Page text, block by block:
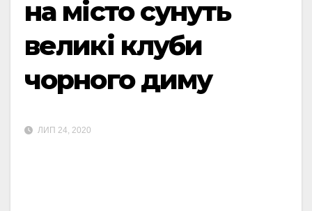
на місто сунуть
великі клуби
чорного диму
ЛИП 24, 2020